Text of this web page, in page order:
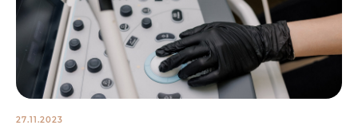
27.11.2023